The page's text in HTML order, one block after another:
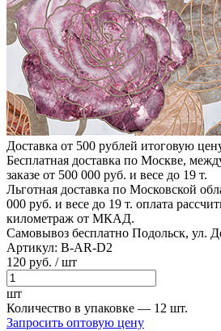
Доставка от 500 рублей итоговую
Бесплатная доставка по Москве,
заказе от 500 000 руб. и весе до 19 т.
Льготная доставка по Московской
000 руб. и весе до 19 т. оплата
километраж от МКАД.
Самовывоз бесплатно Подольск, ул.
Артикул: B-AR-D2
120 руб. / шт
шт
Количество в упаковке — 12 шт.
Запросить оптовую цену